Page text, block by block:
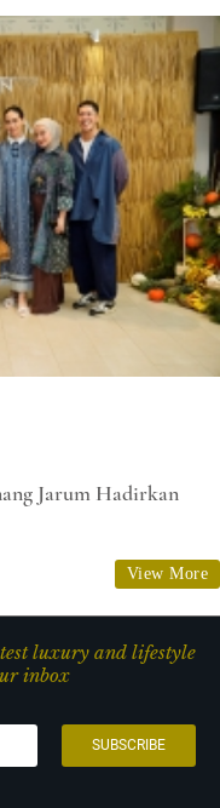
Jarum Hadirkan
View More
luxury and lifestyle
inbox